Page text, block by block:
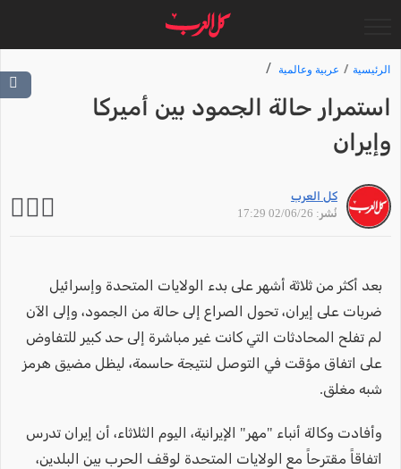
الرئيسية عربية وعالمية
استمرار حالة الجمود بين أميركا
وإيران
كل العرب
نُشر: 02/06/26 17:29
بعد أكثر من ثلاثة أشهر على بدء الولايات المتحدة وإسرائيل
ضربات على إيران، تحول الصراع إلى حالة من الجمود، وإلى الآن
لم تفلح المحادثات التي كانت غير مباشرة إلى حد كبير للتفاوض
على اتفاق مؤقت في التوصل لنتيجة حاسمة، ليظل مضيق هرمز
شبه مغلق.
وأفادت وكالة أنباء "مهر" الإيرانية، اليوم الثلاثاء، أن إيران تدرس
اتفاقاً مقترحاً مع الولايات المتحدة لوقف الحرب بين البلدين،